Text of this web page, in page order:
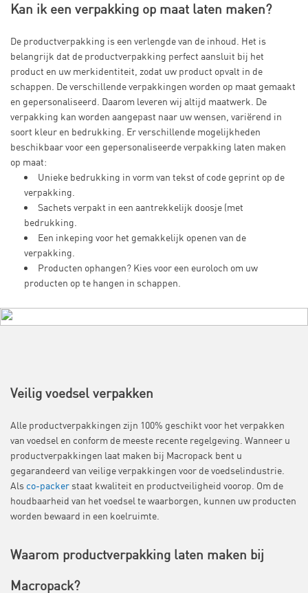
Kan ik een verpakking op maat laten maken?
De productverpakking is een verlengde van de inhoud. Het is
belangrijk dat de productverpakking perfect aansluit bij het
product en uw merkidentiteit, zodat uw product opvalt in de
schappen. De verschillende verpakkingen worden op maat gemaakt
en gepersonaliseerd. Daarom leveren wij altijd maatwerk. De
verpakking kan worden aangepast naar uw wensen, variërend in
soort kleur en bedrukking. Er verschillende mogelijkheden
beschikbaar voor een gepersonaliseerde verpakking laten maken
op maat:
Unieke bedrukking in vorm van tekst of code geprint op de
verpakking.
Sachets verpakt in een aantrekkelijk doosje (met
bedrukking.
Een inkeping voor het gemakkelijk openen van de
verpakking.
Producten ophangen? Kies voor een euroloch om uw
producten op te hangen in schappen.
Veilig voedsel verpakken
Alle productverpakkingen zijn 100% geschikt voor het verpakken
van voedsel en conform de meeste recente regelgeving. Wanneer u
productverpakkingen laat maken bij Macropack bent u
gegarandeerd van veilige verpakkingen voor de voedselindustrie.
Als co-packer staat kwaliteit en productveiligheid voorop. Om de
houdbaarheid van het voedsel te waarborgen, kunnen uw producten
worden bewaard in een koelruimte.
Waarom productverpakking laten maken bij
Macropack?